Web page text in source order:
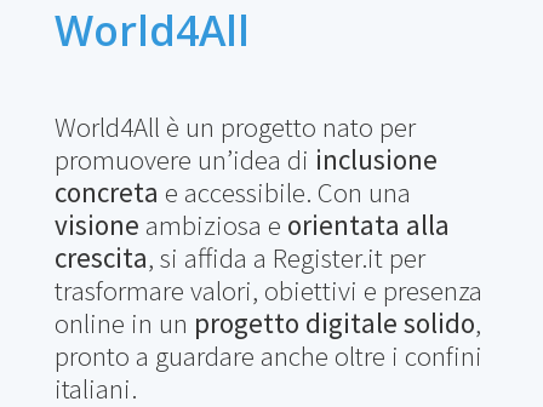
World4All
World4All è un progetto nato per
promuovere un’idea di inclusione
concreta e accessibile. Con una
visione ambiziosa e orientata alla
crescita, si affida a Register.it per
trasformare valori, obiettivi e presenza
online in un progetto digitale solido,
pronto a guardare anche oltre i confini
italiani.